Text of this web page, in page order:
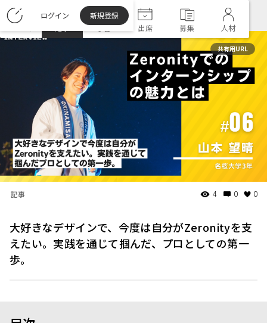
ログイン
新規登録
学習 出席 募集 人材
共有用URL
記事 4 0 0
大好きなデザインで、今度は自分がZeronityを支
えたい。実践を通じて掴んだ、プロとしての第一
歩。